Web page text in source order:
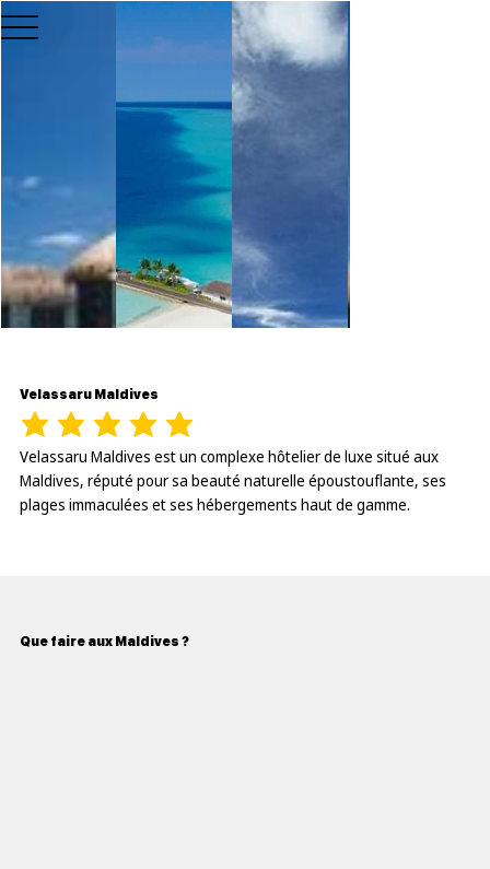
Velassaru Maldives
Velassaru Maldives est un complexe hôtelier de luxe situé aux
Maldives, réputé pour sa beauté naturelle époustouflante, ses
plages immaculées et ses hébergements haut de gamme.
Que faire aux Maldives ?